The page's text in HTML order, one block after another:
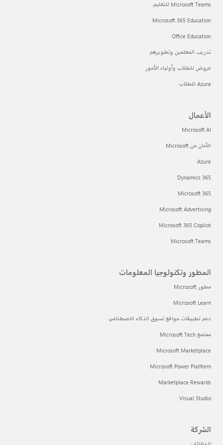
Microsoft Teams للتعليم
Microsoft 365 Education
Office Education
تدريب المعلمين وتطويرهم
عروض للطلاب وأولياء الأمور
Azure للطلاب
الأعمال
Microsoft AI
الأمان من Microsoft
Azure
Dynamics 365
Microsoft 365
Microsoft Advertising
Microsoft 365 Copilot
Microsoft Teams
المطور وتكنولوجيا المعلومات
مطور Microsoft
Microsoft Learn
دعم تطبيقات مواقع تسوق الذكاء الاصطناعي
مجتمع Microsoft Tech
Microsoft Marketplace
Microsoft Power Platform
Marketplace Rewards
Visual Studio
الشركة